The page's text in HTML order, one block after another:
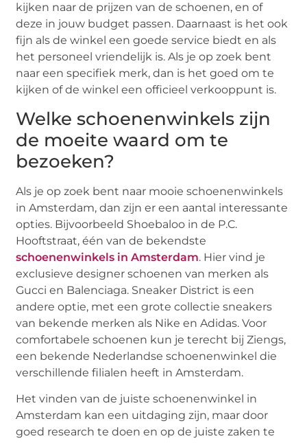
kijken naar de prijzen van de schoenen, en of
deze in jouw budget passen. Daarnaast is het ook
fijn als de winkel een goede service biedt en als
het personeel vriendelijk is. Als je op zoek bent
naar een specifiek merk, dan is het goed om te
kijken of de winkel een officieel verkooppunt is.
Welke schoenenwinkels zijn
de moeite waard om te
bezoeken?
Als je op zoek bent naar mooie schoenenwinkels
in Amsterdam, dan zijn er een aantal interessante
opties. Bijvoorbeeld Shoebaloo in de P.C.
Hooftstraat, één van de bekendste
schoenenwinkels in Amsterdam. Hier vind je
exclusieve designer schoenen van merken als
Gucci en Balenciaga. Sneaker District is een
andere optie, met een grote collectie sneakers
van bekende merken als Nike en Adidas. Voor
comfortabele schoenen kun je terecht bij Ziengs,
een bekende Nederlandse schoenenwinkel die
verschillende filialen heeft in Amsterdam.
Het vinden van de juiste schoenenwinkel in
Amsterdam kan een uitdaging zijn, maar door
goed research te doen en op de juiste zaken te